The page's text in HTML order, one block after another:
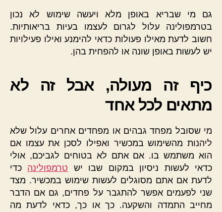
גם מי שבריא באופן מלא ויעשה שימוש לא נכון
בטרמפולינה עלול לגרום לעצמו בעיות בריאותיות.
חשוב לדעת מאילו פעולות כדאי להימנע ואילו פעילויות
יש לעשות באופן שונה או להפחית בהן.
כיף זה מעולה, אבל זה לא
מתאים לכל אחד
מי שסובל מפחד גבהים או מפחדים אחרים עלול שלא
ליהנות מהשימוש במכשיר ואפילו לסכן את עצמו אם
הוא משתמש בו. אם אתם לא בטוחים לגביכם, אולי
כדאי לעשות ניסיון במקום שבו יש טרמפולינה כדי
לדעת אם אתם מסוגלים לעשות שימוש במכשיר. מצד
שני לפעמים אפשר להתגבר על פחדים, גם אם הדבר
מחייב התמדה והשקעה. כך או כך, כדאי לדעת מה